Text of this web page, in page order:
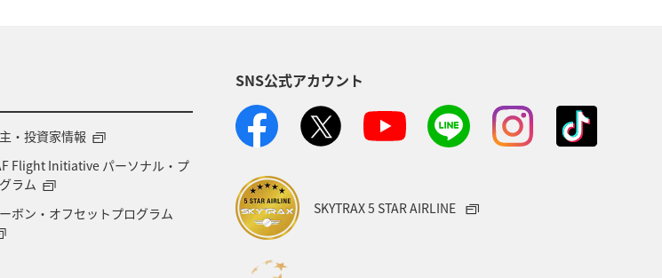
・投資家情報
Flight Initiative パーソナル・プ
ラム
ボン・オフセットプログラム
SNS公式アカウント
SKYTRAX 5 STAR AIRLINE